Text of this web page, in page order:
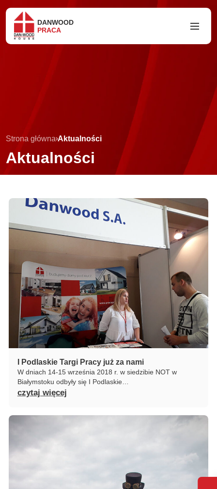
DANWOOD
PRACA
Strona główna Aktualności
Aktualności
I Podlaskie Targi Pracy już za nami
W dniach 14-15 września 2018 r. w siedzibie NOT w
Białymstoku odbyły się I Podlaskie…
czytaj więcej